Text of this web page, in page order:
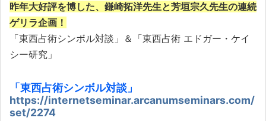
昨年大好評を博した、鎌崎拓洋先生と芳垣宗久先生の連続
ゲリラ企画！
「東西占術シンボル対談」＆「東西占術 エドガー・ケイ
シー研究」
「東西占術シンボル対談」
https://internetseminar.arcanumseminars.com/
set/2274